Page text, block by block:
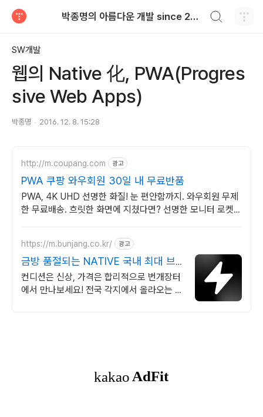
박종명의 아름다운 개발 since 2010.06
SW개발
웹의 Native 化, PWA(Progres
sive Web Apps)
박종명 2016. 12. 8. 15:28
http://m.coupang.com 광고
PWA 쿠팡 와우회원 30일 내 무료반품
PWA, 4K UHD 선명한 화질! 눈 편안함까지. 와우회원 무제
한 무료배송. 흐릿한 화면에 지쳤다면? 선명한 모니터 로켓배
https://m.bunjang.co.kr/ 광고
금방 품절되는 NATIVE 국내 최대 브
랜드 중고거래
컨디션은 신상, 가격은 합리적으로 번개장터
에서 만나보세요! 전국 각지에서 올라오는 전